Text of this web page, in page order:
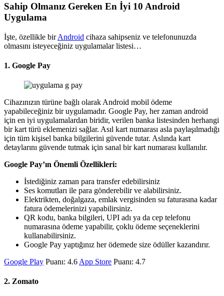
Sahip Olmanız Gereken En İyi 10 Android
Uygulama
İşte, özellikle birAndroid cihaza sahipseniz ve telefonunuzda
olmasını isteyeceğiniz uygulamalar listesi…
1. Google Pay
Cihazınızın türüne bağlı olarak Android mobil ödeme
yapabileceğiniz bir uygulamadır. Google Pay, her zaman android
için en iyi uygulamalardan biridir, verilen banka listesinden herhangi
bir kart türü eklemenizi sağlar. Asıl kart numarası asla paylaşılmadığı
için tüm kişisel banka bilgilerini güvende tutar. Aslında kart
detaylarını güvende tutmak için sanal bir kart numarası kullanılır.
Google Pay’ın Önemli Özellikleri:
İstediğiniz zaman para transfer edebilirsiniz
Ses komutları ile para gönderebilir ve alabilirsiniz.
Elektrikten, doğalgaza, emlak vergisinden su faturasına kadar
fatura ödemelerinizi yapabilirsiniz.
QR kodu, banka bilgileri, UPI adı ya da cep telefonu
numarasına ödeme yapabilir, çoklu ödeme seçeneklerini
kullanabilirsiniz.
Google Pay yaptığınız her ödemede size ödüller kazandırır.
Google Play Puanı: 4.6 App Store Puanı: 4.7
2. Zomato